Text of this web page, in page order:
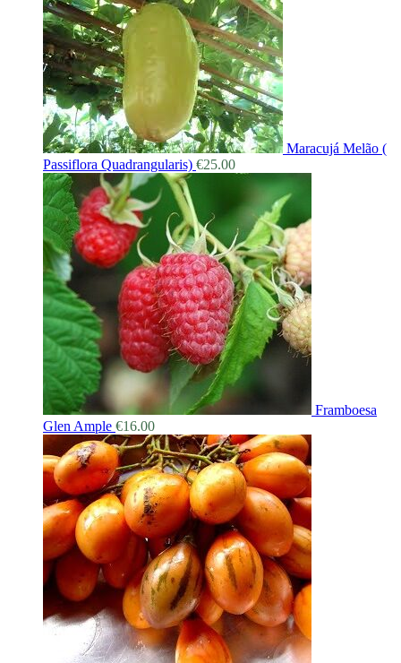
Maracujá Melão (
Passiflora Quadrangularis) €25.00
Framboesa
Glen Ample €16.00